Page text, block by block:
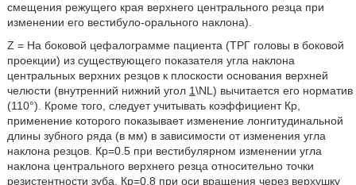
смещения режущего края верхнего центрального резца при
изменении его вестибуло-орального наклона).
Z = На боковой цефалограмме пациента (ТРГ головы в боковой
проекции) из существующего показателя угла наклона
центральных верхних резцов к плоскости основания верхней
челюсти (внутренний нижний угол 1\NL) вычитается его норматив
(110°). Кроме того, следует учитывать коэффициент Кр,
применение которого показывает изменение лонгитудинальной
длины зубного ряда (в мм) в зависимости от изменения угла
наклона резцов. Кр=0.5 при вестибулярном изменении угла
наклона центрального верхнего резца относительно точки
резистентности зуба, Кр=0.8 при оси вращения через верхушку